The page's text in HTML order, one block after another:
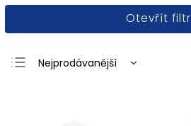
Otevřít filtr
Nejprodávanější